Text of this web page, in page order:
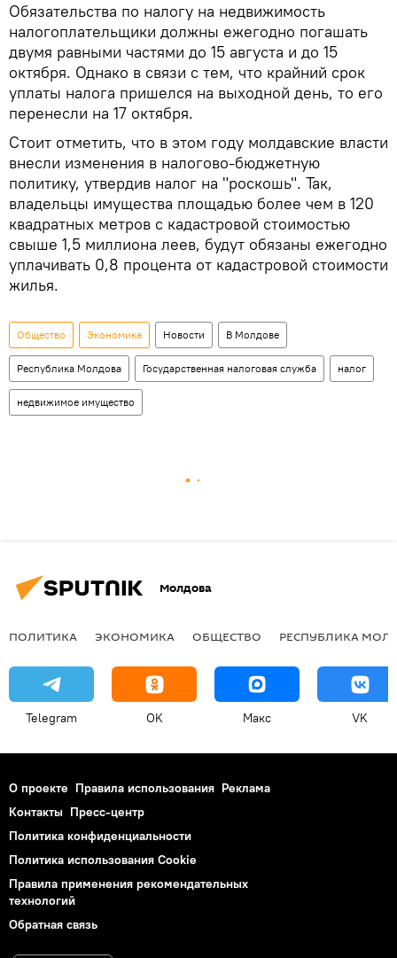
Обязательства по налогу на недвижимость
налогоплательщики должны ежегодно погашать
двумя равными частями до 15 августа и до 15
октября. Однако в связи с тем, что крайний срок
уплаты налога пришелся на выходной день, то его
перенесли на 17 октября.
Стоит отметить, что в этом году молдавские власти
внесли изменения в налогово-бюджетную
политику, утвердив налог на "роскошь". Так,
владельцы имущества площадью более чем в 120
квадратных метров с кадастровой стоимостью
свыше 1,5 миллиона леев, будут обязаны ежегодно
уплачивать 0,8 процента от кадастровой стоимости
жилья.
Общество Экономика Новости В Молдове
Республика Молдова Государственная налоговая служба налог
недвижимое имущество
Молдова
ПОЛИТИКА ЭКОНОМИКА ОБЩЕСТВО РЕСПУБЛИКА
Telegram OK Макс VK
О проекте Правила использования Реклама
Контакты Пресс-центр
Политика конфиденциальности
Политика использования Cookie
Правила применения рекомендательных
технологий
Обратная связь